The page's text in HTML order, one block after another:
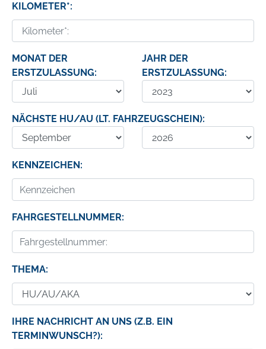
KILOMETER*:
MONAT DER
ERSTZULASSUNG:
JAHR DER
ERSTZULASSUNG:
NÄCHSTE HU/AU (LT. FAHRZEUGSCHEIN):
KENNZEICHEN:
FAHRGESTELLNUMMER:
THEMA:
IHRE NACHRICHT AN UNS (Z.B. EIN
TERMINWUNSCH?):